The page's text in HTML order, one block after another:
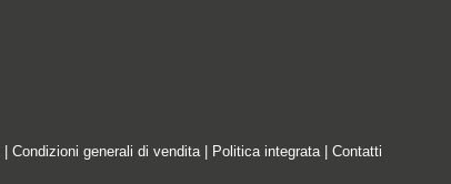
Condizioni generali di vendita| Politica integrata| Contatti